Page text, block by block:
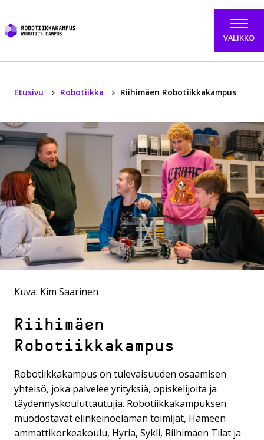
VALIKKO
Etusivu Robotiikka Riihimäen Robotiikkakampus
Kuva: Kim Saarinen
Riihimäen
Robotiikkakampus
Robotiikkakampus on tulevaisuuden osaamisen
yhteisö, joka palvelee yrityksiä, opiskelijoita ja
täydennyskouluttautujia. Robotiikkakampuksen
muodostavat elinkeinoelämän toimijat, Hämeen
ammattikorkeakoulu, Hyria, Sykli, Riihimäen Tilat ja